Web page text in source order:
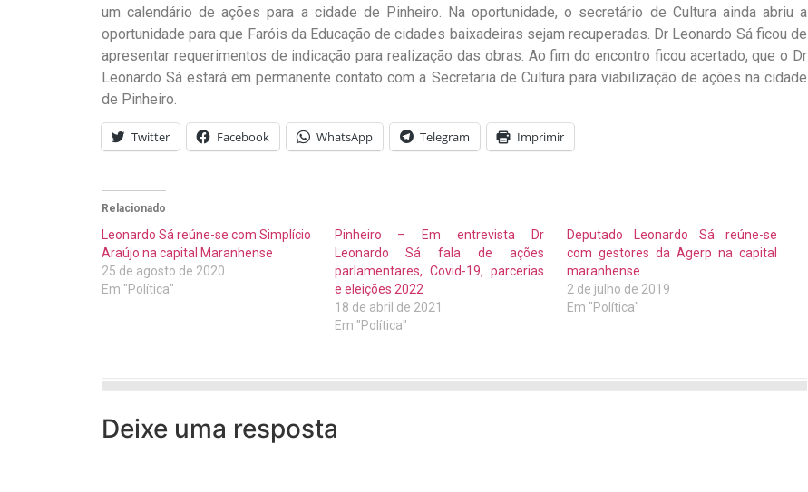
um calendário de ações para a cidade de Pinheiro. Na oportunidade, o secretário de Cultura ainda abriu a
oportunidade para que Faróis da Educação de cidades baixadeiras sejam recuperadas. Dr Leonardo Sá ficou de
apresentar requerimentos de indicação para realização das obras. Ao fim do encontro ficou acertado, que o Dr
Leonardo Sá estará em permanente contato com a Secretaria de Cultura para viabilização de ações na cidade
de Pinheiro.
Twitter Facebook WhatsApp Telegram Imprimir
Relacionado
Leonardo Sá reúne-se com Simplício
Araújo na capital Maranhense
25 de agosto de 2020
Em "Política"
Pinheiro – Em entrevista Dr
Leonardo Sá fala de ações
parlamentares, Covid-19, parcerias
e eleições 2022
18 de abril de 2021
Em "Política"
Deputado Leonardo Sá reúne-se
com gestores da Agerp na capital
maranhense
2 de julho de 2019
Em "Política"
Deixe uma resposta